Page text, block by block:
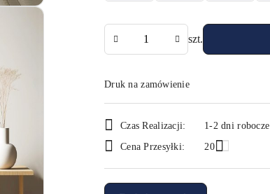
szt.
Druk na zamówienie
Dostępność
i
Czas Realizacji:
1-2 dni robocze
Cena Przesyłki:
20